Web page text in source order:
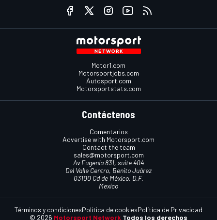
Motor1.com
Motorsportjobs.com
Autosport.com
Motorsportstats.com
Contáctenos
Comentarios
Advertise with Motorsport.com
Contact the team
sales@motorsport.com
Av Eugenia 831, suite 404
Del Valle Centro, Benito Juárez
03100 Cd de México, D.F.
Mexico
© 2026 Motorsport Network Todos los derechos
Términos y condicionesPolítica de cookiesPolítica de Privacidad